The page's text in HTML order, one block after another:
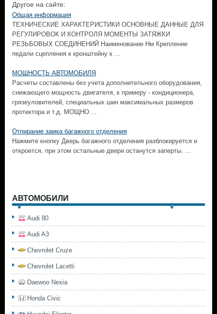
Другое на сайте:
Общая информация
ТЕХНИЧЕСКИЕ ХАРАКТЕРИСТИКИ ОСНОВНЫЕ ДАННЫЕ ДЛЯ
РЕГУЛИРОВОК И КОНТРОЛЯ МОМЕНТЫ ЗАТЯЖКИ
РЕЗЬБОВЫХ СОЕДИНЕНИЙ Наименование Нм Крепление
педали сцепления к кронштейну к ...
МОЩНОСТЬ АВТОМОБИЛЯ
Расчеты составлены без учета дополнительного оборудования,
снижающего мощность двигателя, к примеру - кондиционера,
грязеуловителей, специальных шин максимальных размеров
протектора и т.д. МОЩНО ...
Отпирание замка багажного отделения
Нажмите кнопку Дверь багажного отделения разблокируется и
откроется, при этом остальные двери останутся заперты. ...
АВТОМОБИЛИ
Audi 80
Audi A3
Chevrolet Cruze
Chevrolet Lacetti
Daewoo Nexia
Honda Civic